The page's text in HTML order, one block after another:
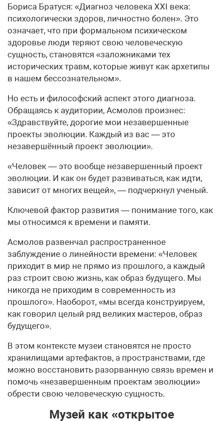
Бориса Братуся: «Диагноз человека XXI века:
психологически здоров, личностно болен». Это
означает, что при формальном психическом
здоровье люди теряют свою человеческую
сущность, становятся «заложниками тех
исторических травм, которые живут как архетипы
в нашем бессознательном».
Но есть и философский аспект этого диагноза.
Обращаясь к аудитории, Асмолов произнес:
«Здравствуйте, дорогие мои незавершенные
проекты эволюции. Каждый из вас — это
незавершённый проект эволюции».
«Человек — это вообще незавершенный проект
эволюции. И как он будет развиваться, как идти,
зависит от многих вещей», — подчеркнул ученый.
Ключевой фактор развития — понимание того, как
мы относимся к времени и памяти.
Асмолов развенчал распространенное
заблуждение о линейности времени: «Человек
приходит в мир не прямо из прошлого, а каждый
раз строит свою жизнь, как образ будущего. Мы
никогда не приходим в современность из
прошлого». Наоборот, «мы всегда конструируем,
как говорил целый ряд великих мастеров, образ
будущего».
В этом контексте музеи становятся не просто
хранилищами артефактов, а пространствами, где
можно восстановить разорванную связь времен и
помочь «незавершенным проектам эволюции»
обрести свою человеческую сущность.
Музей как «открытое